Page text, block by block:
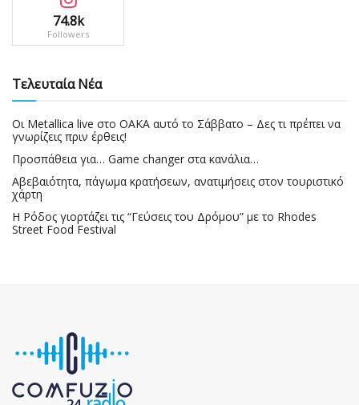
74.8k
Followers
Τελευταία Νέα
Οι Metallica live στο ΟΑΚΑ αυτό το Σάββατο – Δες τι πρέπει να
γνωρίζεις πριν έρθεις!
Προσπάθεια για… Game changer στα κανάλια…
Αβεβαιότητα, πάγωμα κρατήσεων, ανατιμήσεις στον τουριστικό
χάρτη
Η Ρόδος γιορτάζει τις “Γεύσεις του Δρόμου” με το Rhodes
Street Food Festival